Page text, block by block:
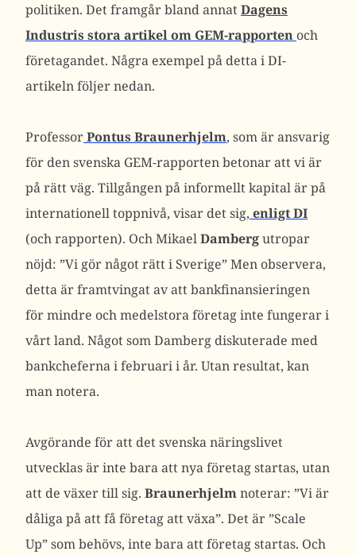
politiken. Det framgår bland annatDagens
Industris stora artikel om GEM-rapporten och
företagandet. Några exempel på detta i DI-
artikeln följer nedan.
ProfessorPontus Braunerhjelm, som är ansvarig
för den svenska GEM-rapporten betonar att vi är
på rätt väg. Tillgången på informellt kapital är på
internationell toppnivå, visar det sig, enligt DI
(och rapporten). Och MikaelDambergutropar
nöjd: ”Vi gör något rätt i Sverige” Men observera,
detta är framtvingat av att bankfinansieringen
för mindre och medelstora företag inte fungerar i
vårt land. Något som Damberg diskuterade med
bankcheferna i februari i år. Utan resultat, kan
man notera.
Avgörande för att det svenska näringslivet
utvecklas är inte bara att nya företag startas, utan
att de växer till sig. Braunerhjelmnoterar: ”Vi är
dåliga på att få företag att växa”. Det är ”Scale
Up” som behövs, inte bara att företag startas. Och